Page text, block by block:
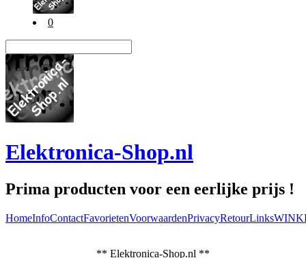
0
Elektronica-Shop.nl
Prima producten voor een eerlijke prijs !
HomeInfoContactFavorietenVoorwaardenPrivacyRetourLinks
** Elektronica-Shop.nl **